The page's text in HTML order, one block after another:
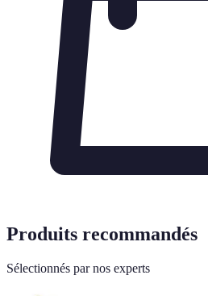
Produits recommandés
Sélectionnés par nos experts